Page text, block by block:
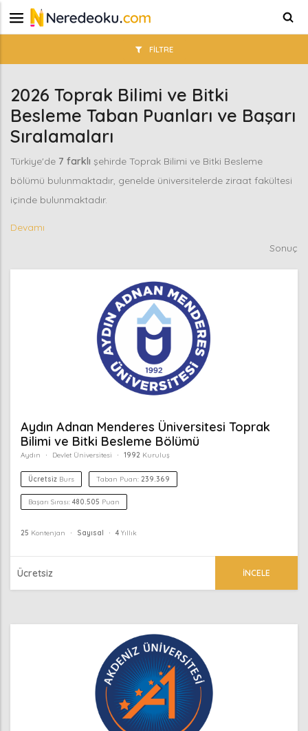
FILTRE
2026 Toprak Bilimi ve Bitki
Besleme Taban Puanları ve Başarı
Sıralamaları
Türkiye'de 7 farklı şehirde Toprak Bilimi ve Bitki Besleme
bölümü bulunmaktadır, genelde üniversitelerde ziraat fakültesi
içinde bulunmaktadır.
Devamı
Sonuç
Aydın Adnan Menderes Üniversitesi Toprak
Bilimi ve Bitki Besleme Bölümü
Aydın Devlet Üniversitesi 1992 Kuruluş
Ücretsiz Burs Taban Puan: 239.369
Başarı Sırası: 480.505 Puan
25 Kontenjan Sayısal 4 Yıllık
Ücretsiz İNCELE